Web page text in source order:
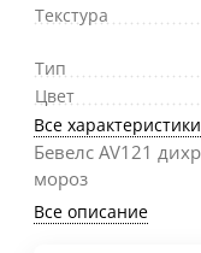
Текстура
Тип
Цвет
Все характеристики
Бевелс AV121
мороз
Все описание